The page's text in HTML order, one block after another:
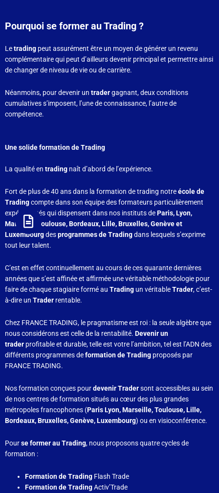
Pourquoi se former au Trading ?
Letrading peut assurément être un moyen de générer un revenu
complémentaire qui peut d’ailleurs devenir principal et permettre ainsi
de changer de niveau de vie ou de carrière.
Néanmoins, pour devenir un tradergagnant, deux conditions
cumulatives s’imposent, l’une de connaissance, l’autre de
compétence.
Une solide formation de Trading
La qualité en trading naît d’abord de l’expérience.
Fort de plus de 40 ans dans la formation de trading notreécole de
Tradingcompte dans son équipe des formateurs particulièrement
expérimentés qui dispensent dans nos instituts deParis, Lyon,
Marseille, Toulouse, Bordeaux, Lille, Bruxelles, Genève et
Luxembourgdesprogrammes de Tradingdans lesquels s’exprime
tout leur talent.
C’est en effet continuellement au cours de ces quarante dernières
années que s’est affinée et affirmée une véritable méthodologie pour
faire de chaque stagiaire formé au Trading un véritableTrader, c’est-
à-dire un Trader rentable.
Chez FRANCE TRADING, le pragmatisme est roi : la seule algèbre que
nous considérons est celle de la rentabilité. Devenir un
trader profitable et durable, telle est votre l’ambition, tel est l’ADN des
différents programmes deformation de Trading proposés par
FRANCE TRADING.
Nos formation conçues pourdevenir Tradersont accessibles au sein
de nos centres de formation situés au cœur des plus grandes
métropoles francophones (Paris Lyon, Marseille, Toulouse, Lille,
Bordeaux, Bruxelles, Genève, Luxembourg) ou en visioconférence.
Pourse former au Trading, nous proposons quatrecycles de
formation :
Formation de Trading Flash Trade
Formation de TradingActiv’Trade